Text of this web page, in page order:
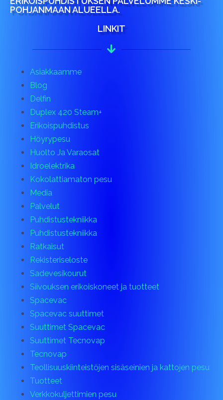
POHJANMAAN ALUEELLA.
LINKIT
Asiakkaamme
Blog
Delfin
Duplex 420 Steam+
Erikoispuhdistus
Höyrypesu
Huolto Ja Varaosat
Idroelektrika
Kokolattiamaton pesu
Media
Palvelut
Puhdistustekniikka
Puhdistustekniikka
Ratkaisut
Rekisteriseloste
Sadevesikourut
Siivouksen erikoiskoneet ja tuotteet
Spacevac
Spacevac suuttimet
Suuttimet Spacevac
Suuttimet Tecnovap
Tecnovap
Teollisuuskiinteistöjen sisäseinien ja kattojen pesu
Tuotteet
Verkkokuljettimien pesu